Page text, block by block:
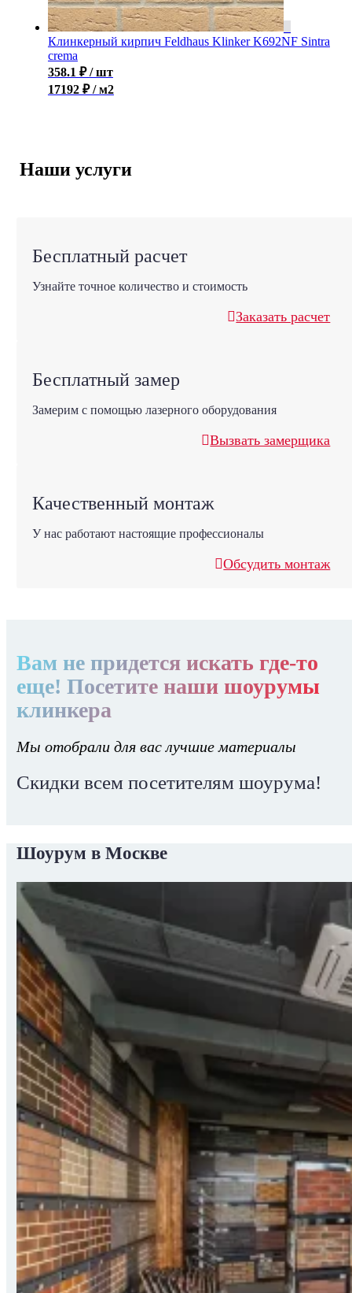
Клинкерный кирпич Feldhaus Klinker K692NF Sintra
crema
358.1 ₽ / шт
17192 ₽ / м2
Наши услуги
Бесплатный расчет
Узнайте точное количество и стоимость
Заказать расчет
Бесплатный замер
Замерим с помощью лазерного оборудования
Вызвать замерщика
Качественный монтаж
У нас работают настоящие профессионалы
Обсудить монтаж
Вам не придется искать где-то
еще! Посетите наши шоурумы
клинкера
Мы отобрали для вас лучшие материалы
Скидки всем посетителям шоурума!
Шоурум в Москве